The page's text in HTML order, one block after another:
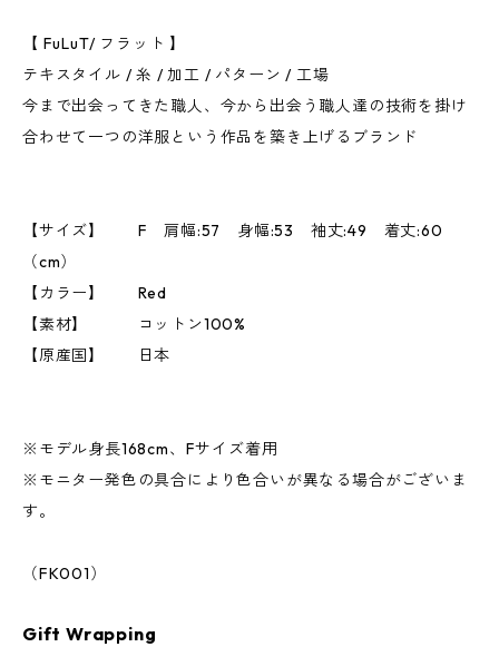
【 FuLuT/ フラット 】
テキスタイル / 糸 / 加工 / パターン / 工場
今まで出会ってきた職人、今から出会う職人達の技術を掛け
合わせて一つの洋服という作品を築き上げるブランド
【サイズ】 F 肩幅:57 身幅:53 袖丈:49 着丈:60
（cm）
【カラー】 Red
【素材】 コットン100%
【原産国】 日本
※モデル身長168cm、Fサイズ着用
※モニター発色の具合により色合いが異なる場合がございま
す。
（FK001）
Gift Wrapping